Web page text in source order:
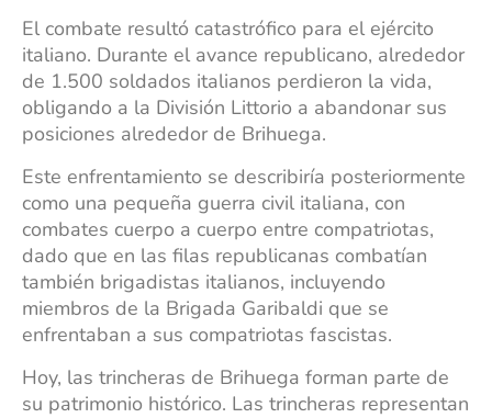
El combate resultó catastrófico para el ejército
italiano. Durante el avance republicano, alrededor
de 1.500 soldados italianos perdieron la vida,
obligando a la División Littorio a abandonar sus
posiciones alrededor de Brihuega.
Este enfrentamiento se describiría posteriormente
como una pequeña guerra civil italiana, con
combates cuerpo a cuerpo entre compatriotas,
dado que en las filas republicanas combatían
también brigadistas italianos, incluyendo
miembros de la Brigada Garibaldi que se
enfrentaban a sus compatriotas fascistas.​
Hoy, las trincheras de Brihuega forman parte de
su patrimonio histórico. Las trincheras representan